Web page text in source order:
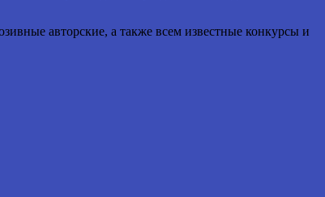
авторские, а также всем известные конкурсы и